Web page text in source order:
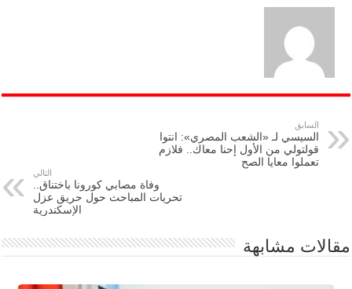
السابق
السيسي لـ «الشعب المصري»: انتوا
قولتولي من الأول إحنا معاك.. فلازم
تعملوا معايا الصح
التالي
وفاة مصابي كورونا باختناق..
تحريات المباحث حول حريق عزل
الإسكندرية
مقالات مشابهة